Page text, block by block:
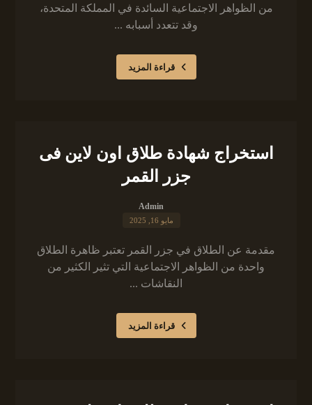
من الظواهر الاجتماعية السائدة في المملكة المتحدة،
وقد تتعدد أسبابه ...
قراءة المزيد
استخراج شهادة طلاق اون لاين فى
جزر القمر
Admin
مايو 16, 2025
مقدمة عن الطلاق في جزر القمر تعتبر ظاهرة الطلاق
واحدة من الظواهر الاجتماعية التي تثير الكثير من
النقاشات ...
قراءة المزيد